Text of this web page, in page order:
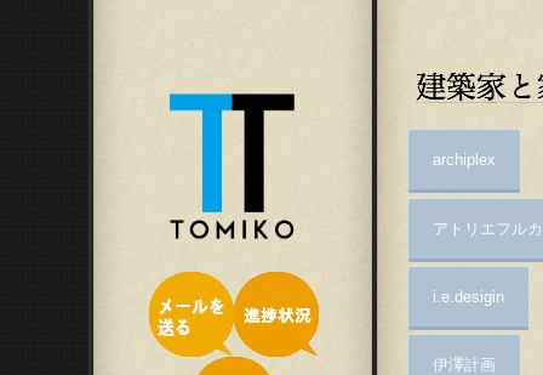
archiplex
アトリエフル
i.e.desigin
伊澤計画